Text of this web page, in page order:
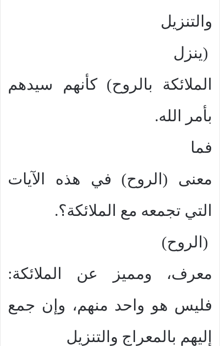
والتنزيل
(ينزل
الملائكة بالروح) كأنهم سيدهم
بأمر الله.
فما
معنى (الروح) في هذه الآيات
التي تجمعه مع الملائكة؟.
(الروح)
معرف، ومميز عن الملائكة:
فليس هو واحد منهم، وإن جمع
إليهم بالمعراج والتنزيل